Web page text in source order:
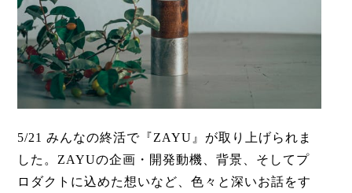
5/21 みんなの終活で『ZAYU』が取り上げられま
した。ZAYUの企画・開発動機、背景、そしてプ
ロダクトに込めた想いなど、色々と深いお話をす